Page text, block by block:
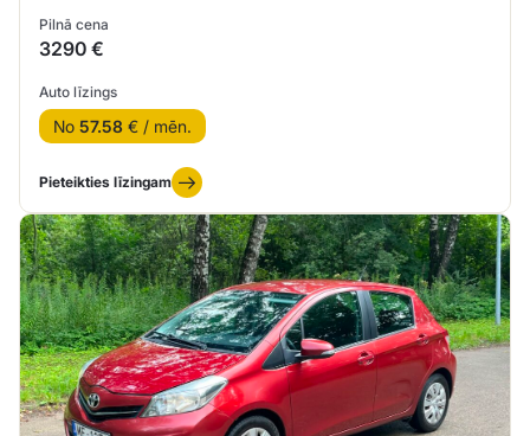
Pilnā cena
3290 €
Auto līzings
No 57.58 € / mēn.
Pieteikties līzingam